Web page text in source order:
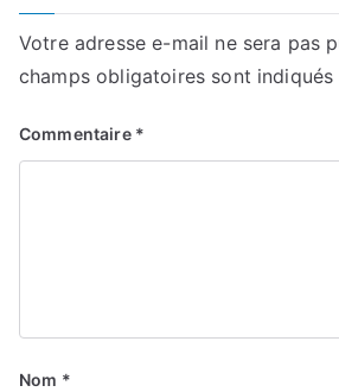
Votre adresse e-mail ne sera pas
champs obligatoires sont indiqués
Commentaire *
Nom *